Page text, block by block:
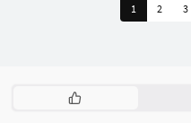
1 2 3
热